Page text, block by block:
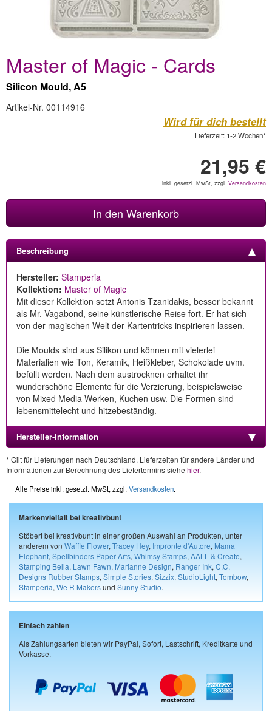
Master of Magic - Cards
Silicon Mould, A5
Artikel-Nr. 00114916
Wird für dich bestellt
Lieferzeit: 1-2 Wochen*
21,95 €
inkl. gesetzl. MwSt, zzgl. Versandkosten
In den Warenkorb
Beschreibung
Hersteller: Stamperia
Kollektion: Master of Magic
Mit dieser Kollektion setzt Antonis Tzanidakis, besser bekannt
als Mr. Vagabond, seine künstlerische Reise fort. Er hat sich
von der magischen Welt der Kartentricks inspirieren lassen.
Die Moulds sind aus Silikon und können mit vielerlei
Materialien wie Ton, Keramik, Heißkleber, Schokolade uvm.
befüllt werden. Nach dem austrocknen erhaltet ihr
wunderschöne Elemente für die Verzierung, beispielsweise
von Mixed Media Werken, Kuchen usw. Die Formen sind
lebensmittelecht und hitzebeständig.
Hersteller-Information
* Gilt für Lieferungen nach Deutschland. Lieferzeiten für andere Länder und
Informationen zur Berechnung des Liefertermins siehe hier.
Alle Preise inkl. gesetzl. MwSt, zzgl. Versandkosten.
Markenvielfalt bei kreativbunt
Stöbert bei kreativbunt in einer großen Auswahl an Produkten, unter
anderem von Waffle Flower, Tracey Hey, Impronte d'Autore, Mama
Elephant, Spellbinders Paper Arts, Whimsy Stamps, AALL & Create,
Stamping Bella, Lawn Fawn, Marianne Design, Ranger Ink, C.C.
Designs Rubber Stamps, Simple Stories, Sizzix, StudioLight, Tombow,
Stamperia, We R Makersund Sunny Studio.
Einfach zahlen
Als Zahlungsarten bieten wir PayPal, Sofort, Lastschrift, Kreditkarte und
Vorkasse.